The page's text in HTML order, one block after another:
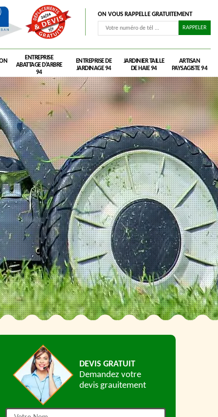
ON VOUS RAPPELLE GRATUITEMENT
ENTREPRISE
ABATTAGE D'ARBRE
94
ENTREPRISE DE
JARDINAGE 94
JARDINIER TAILLE
DE HAIE 94
ARTISAN
PAYSAGISTE 94
DEVIS GRATUIT
Demandez votre
devis grauitement